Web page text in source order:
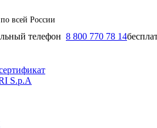
всей России
телефон 8 800 770 78 14
S.p.A